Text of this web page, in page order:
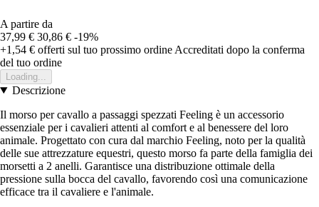
A partire da
37,99 € 30,86 € -19%
+1,54 € offerti sul tuo prossimo ordine Accreditati dopo la conferma
del tuo ordine
Loading...
Descrizione
Il morso per cavallo a passaggi spezzati Feeling è un accessorio
essenziale per i cavalieri attenti al comfort e al benessere del loro
animale. Progettato con cura dal marchio Feeling, noto per la qualità
delle sue attrezzature equestri, questo morso fa parte della famiglia dei
morsetti a 2 anelli. Garantisce una distribuzione ottimale della
pressione sulla bocca del cavallo, favorendo così una comunicazione
efficace tra il cavaliere e l'animale.